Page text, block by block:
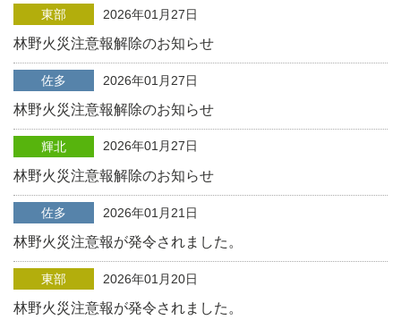
東部 2026年01月27日
林野火災注意報解除のお知らせ
佐多 2026年01月27日
林野火災注意報解除のお知らせ
輝北 2026年01月27日
林野火災注意報解除のお知らせ
佐多 2026年01月21日
林野火災注意報が発令されました。
東部 2026年01月20日
林野火災注意報が発令されました。